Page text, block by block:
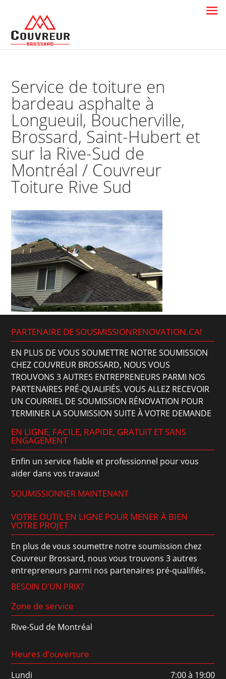
Service de toiture en
bardeau asphalte à
Longueuil, Boucherville,
Brossard, Saint-Hubert et
sur la Rive-Sud de
Montréal / Couvreur
Toiture Rive Sud
PARTENAIRE DE SOUSMISSIONRENOVATION.CA!
EN PLUS DE VOUS SOUMETTRE NOTRE SOUMISSION
CHEZ COUVREUR BROSSARD, NOUS VOUS
TROUVONS 3 AUTRES ENTREPRENEURS PARMI NOS
PARTENAIRES PRÉ-QUALIFIÉS. VOUS ALLEZ RECEVOIR
UN COURRIEL DE SOUMISSION RÉNOVATION POUR
TERMINER LA SOUMISSION SUITE À VOTRE DEMANDE
EN LIGNE, FACILE, RAPIDE, GRATUIT ET SANS
ENGAGEMENT
Enfin un service fiable et professionnel pour vous
aider dans vos travaux!
SOUMISSIONNER MAINTENANT
VOTRE OUTIL EN LIGNE POUR MENER À BIEN
VOTRE PROJET
En plus de vous soumettre notre soumission chez
Couvreur Brossard, nous vous trouvons 3 autres
entrepreneurs parmi nos partenaires pré-qualifiés.
BESOIN D'UN PRIX?
Zone de service
Rive-Sud de Montréal
Heures d'ouverture
Lundi 7:00 à 19:00